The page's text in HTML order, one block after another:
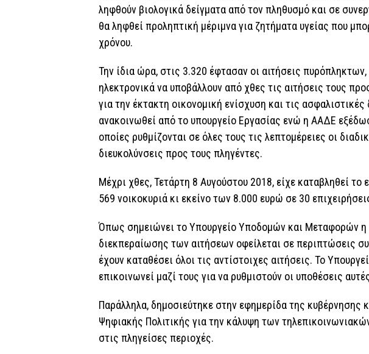
ληφθούν βιολογικά δείγματα από τον πληθυσμό και σε
θα ληφθεί προληπτική μέριμνα για ζητήματα υγείας που
χρόνου.
Την ίδια ώρα, στις 3.320 έφτασαν οι αιτήσεις πυρόπληκτων,
ηλεκτρονικά να υποβάλλουν από χθες τις αιτήσεις τους
για την έκτακτη οικονομική ενίσχυση και τις
ανακοινωθεί από το υπουργείο Εργασίας ενώ η ΑΑΔΕ
οποίες ρυθμίζονται σε όλες τους τις λεπτομέρειες οι
διευκολύνσεις προς τους πληγέντες.
Μέχρι χθες, Τετάρτη 8 Αυγούστου 2018, είχε καταβληθεί
569 νοικοκυριά κι εκείνο των 8.000 ευρώ σε 30
Όπως σημειώνει το Υπουργείο Υποδομών και Μεταφορών η
διεκπεραίωσης των αιτήσεων οφείλεται σε περιπτώσεις
έχουν καταθέσει όλοι τις αντίστοιχες αιτήσεις. Το
επικοινωνεί μαζί τους για να ρυθμιστούν οι υποθέσεις
Παράλληλα, δημοσιεύτηκε στην εφημερίδα της κυβέρνησης
Ψηφιακής Πολιτικής για την κάλυψη των
στις πληγείσες περιοχές.